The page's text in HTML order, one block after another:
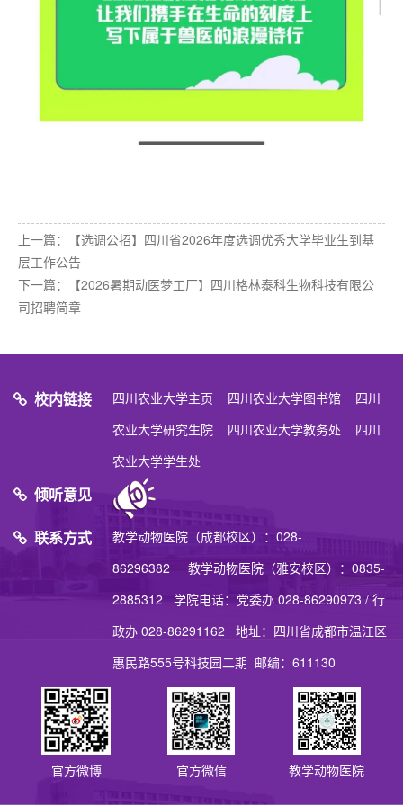
上一篇：
【选调公招】四川省2026年度选调优秀大学毕业生到基
层工作公告
下一篇：
【2026暑期动医梦工厂】四川格林泰科生物科技有限公
司招聘简章
校内链接 四川农业大学主页 四川农业大学图书馆
四川
农业大学研究生院
四川农业大学教务处
四川
农业大学学生处
倾听意见
联系方式
教学动物医院（成都校区）：028-
86296382 教学动物医院（雅安校区）：0835-
2885312 学院电话：党委办 028-86290973 / 行
政办 028-86291162 地址：四川省成都市温江区
惠民路555号科技园二期 邮编：611130
官方微博 官方微信 教学动物医院